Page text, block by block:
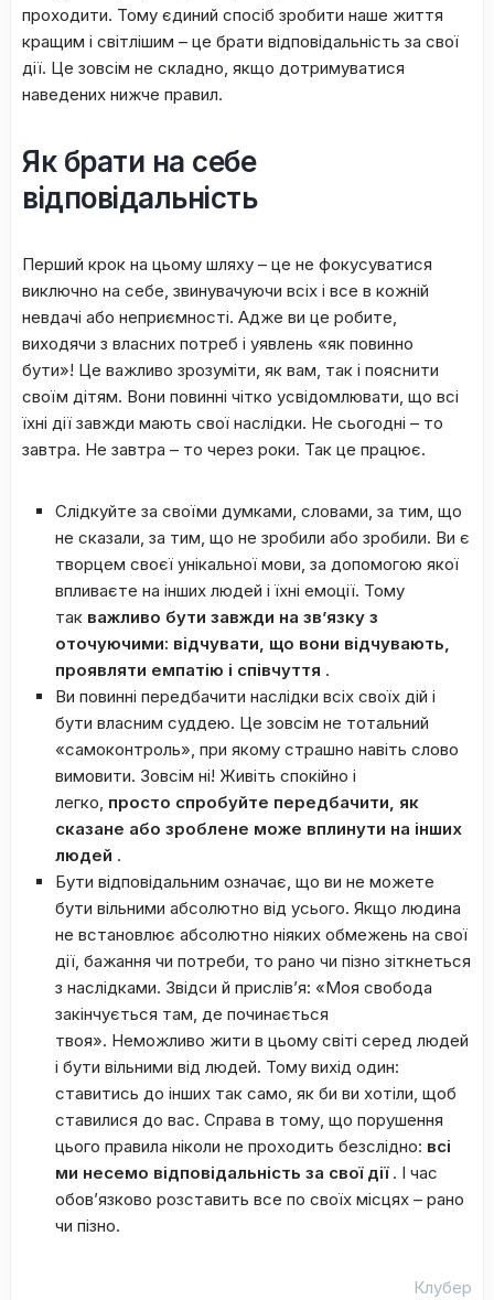
проходити. Тому єдиний спосіб зробити наше життя
кращим і світлішим – це брати відповідальність за свої
дії. Це зовсім не складно, якщо дотримуватися
наведених нижче правил.
Як брати на себе
відповідальність
Перший крок на цьому шляху – це не фокусуватися
виключно на себе, звинувачуючи всіх і все в кожній
невдачі або неприємності. Адже ви це робите,
виходячи з власних потреб і уявлень «як повинно
бути»! Це важливо зрозуміти, як вам, так і пояснити
своїм дітям. Вони повинні чітко усвідомлювати, що всі
їхні дії завжди мають свої наслідки. Не сьогодні – то
завтра. Не завтра – то через роки. Так це працює.
Слідкуйте за своїми думками, словами, за тим, що
не сказали, за тим, що не зробили або зробили. Ви є
творцем своєї унікальної мови, за допомогою якої
впливаєте на інших людей і їхні емоції. Тому
так важливо бути завжди на зв’язку з
оточуючими: відчувати, що вони відчувають,
проявляти емпатію і співчуття .
Ви повинні передбачити наслідки всіх своїх дій і
бути власним суддею. Це зовсім не тотальний
«самоконтроль», при якому страшно навіть слово
вимовити. Зовсім ні! Живіть спокійно і
легко, просто спробуйте передбачити, як
сказане або зроблене може вплинути на інших
людей .
Бути відповідальним означає, що ви не можете
бути вільними абсолютно від усього. Якщо людина
не встановлює абсолютно ніяких обмежень на свої
дії, бажання чи потреби, то рано чи пізно зіткнеться
з наслідками. Звідси й прислів’я: «Моя свобода
закінчується там, де починається
твоя». Неможливо жити в цьому світі серед людей
і бути вільними від людей. Тому вихід один:
ставитись до інших так само, як би ви хотіли, щоб
ставилися до вас. Справа в тому, що порушення
цього правила ніколи не проходить безслідно: всі
ми несемо відповідальність за свої дії. І час
обов’язково розставить все по своїх місцях – рано
чи пізно.
Клубер